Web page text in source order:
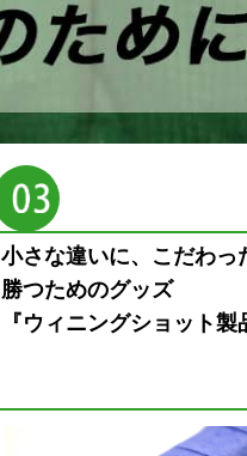
小さな違いに、こだわっ
勝つためのグッズ
『ウィニングショット製